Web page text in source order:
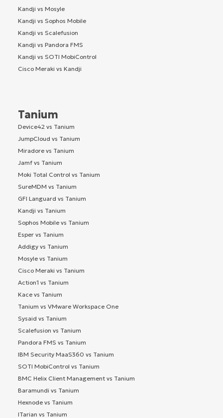
Kandji vs Mosyle
Kandji vs Sophos Mobile
Kandji vs Scalefusion
Kandji vs Pandora FMS
Kandji vs SOTI MobiControl
Cisco Meraki vs Kandji
Tanium
Device42 vs Tanium
JumpCloud vs Tanium
Miradore vs Tanium
Jamf vs Tanium
Moki Total Control vs Tanium
SureMDM vs Tanium
GFI Languard vs Tanium
Kandji vs Tanium
Sophos Mobile vs Tanium
Esper vs Tanium
Addigy vs Tanium
Mosyle vs Tanium
Cisco Meraki vs Tanium
Action1 vs Tanium
Kace vs Tanium
Tanium vs VMware Workspace One
Sysaid vs Tanium
Scalefusion vs Tanium
Pandora FMS vs Tanium
IBM Security MaaS360 vs Tanium
SOTI MobiControl vs Tanium
BMC Helix Client Management vs Tanium
Baramundi vs Tanium
Hexnode vs Tanium
ITarian vs Tanium